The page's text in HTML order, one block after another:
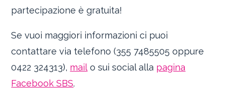
partecipazione è gratuita!
Se vuoi maggiori informazioni ci puoi
contattare via telefono (355 7485505 oppure
0422 324313), mail o sui social alla pagina
Facebook SBS.